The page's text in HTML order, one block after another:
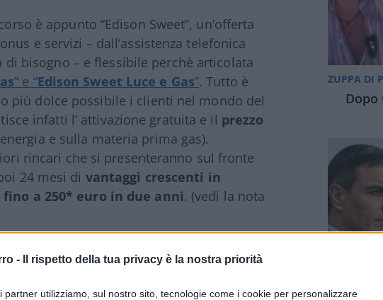
- Il rispetto della tua privacy è la nostra priorità
partner utilizziamo, sul nostro sito, tecnologie come i cookie per personalizzare
è appunto “Edison Sweet”, un’offerta
e servizi – dall’assistenza telefonica
bisogno – e flessibile perchè articolata
” e “Edison Sweet Luce e Gas”. Tutto è
più dolce possibile i clienti nel mondo del
infatti l’ attivazione gratuita e il prezzo
e sulla materia prima gas).
rincari che si presenteranno sul fronte
24 mesi di vantaggi crescenti in
fino a 250* euro in due anni. (vedi la nota
ZUPPA DI
Dopo